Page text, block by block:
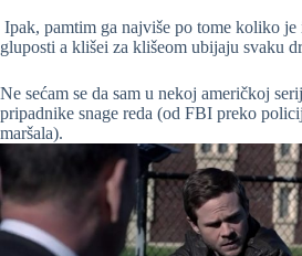
Ipak, pamtim ga najviše po tome koliko je
gluposti a klišei za klišeom ubijaju svaku
Ne sećam se da sam u nekoj američkoj
pripadnike snage reda (od FBI preko
maršala).